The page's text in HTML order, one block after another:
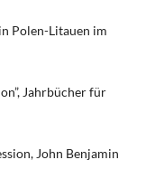
Polen-Litauen im
Jahrbücher für
John Benjamin